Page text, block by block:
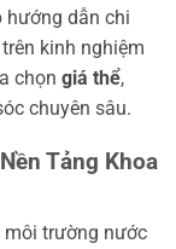
hướng dẫn chi
kinh nghiệm
chọn giá thể,
chuyên sâu.
Tảng Khoa
môi trường nước